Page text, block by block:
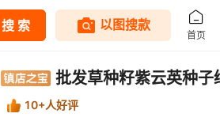
批发草种籽紫云英种
10+人好评